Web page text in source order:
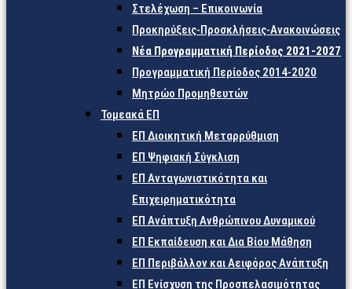
Στελέχωση – Επικοινωνία
Προκηρύξεις-Προσκλήσεις-Ανακοινώσεις
Νέα Προγραμματική Περίοδος 2021-2027
Προγραμματική Περίοδος 2014-2020
Μητρώο Προμηθευτών
Τομεακά ΕΠ
ΕΠ Διοικητική Μεταρρύθμιση
ΕΠ Ψηφιακή Σύγκλιση
ΕΠ Ανταγωνιστικότητα και
Επιχειρηματικότητα
ΕΠ Ανάπτυξη Ανθρώπινου Δυναμικού
ΕΠ Εκπαίδευση και Δια Βίου Μάθηση
ΕΠ Περιβάλλον και Αειφόρος Ανάπτυξη
ΕΠ Ενίσχυση της Προσπελασιμότητας